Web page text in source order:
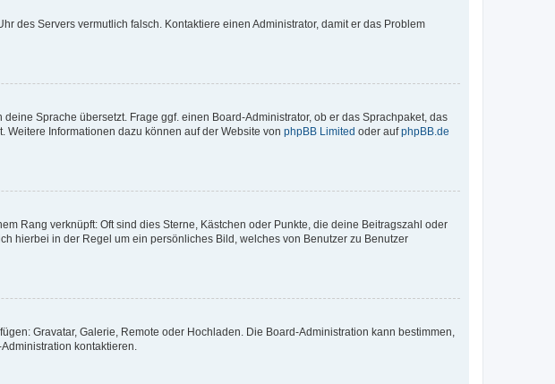
des Servers vermutlich falsch. Kontaktiere einen Administrator, damit er das Problem
Sprache übersetzt. Frage ggf. einen Board-Administrator, ob er das Sprachpaket, das
Informationen dazu können auf der Website von phpBB Limited oder aufphpBB.de
Rang verknüpft: Oft sind dies Sterne, Kästchen oder Punkte, die deine Beitragszahl oder
hierbei in der Regel um ein persönliches Bild, welches von Benutzer zu Benutzer
Gravatar, Galerie, Remote oder Hochladen. Die Board-Administration kann bestimmen,
kontaktieren.